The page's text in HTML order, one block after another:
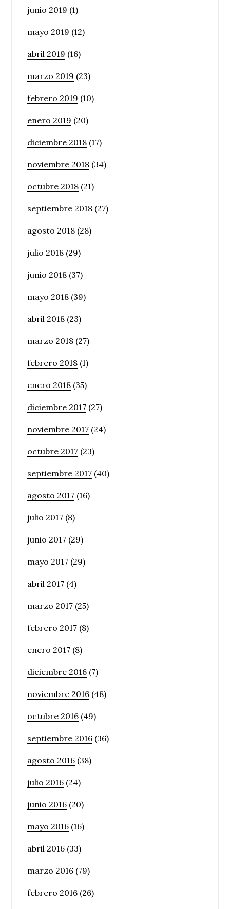
junio 2019 (1)
mayo 2019 (12)
abril 2019 (16)
marzo 2019 (23)
febrero 2019 (10)
enero 2019 (20)
diciembre 2018 (17)
noviembre 2018 (34)
octubre 2018 (21)
septiembre 2018 (27)
agosto 2018 (28)
julio 2018 (29)
junio 2018 (37)
mayo 2018 (39)
abril 2018 (23)
marzo 2018 (27)
febrero 2018 (1)
enero 2018 (35)
diciembre 2017 (27)
noviembre 2017 (24)
octubre 2017 (23)
septiembre 2017 (40)
agosto 2017 (16)
julio 2017 (8)
junio 2017 (29)
mayo 2017 (29)
abril 2017 (4)
marzo 2017 (25)
febrero 2017 (8)
enero 2017 (8)
diciembre 2016 (7)
noviembre 2016 (48)
octubre 2016 (49)
septiembre 2016 (36)
agosto 2016 (38)
julio 2016 (24)
junio 2016 (20)
mayo 2016 (16)
abril 2016 (33)
marzo 2016 (79)
febrero 2016 (26)